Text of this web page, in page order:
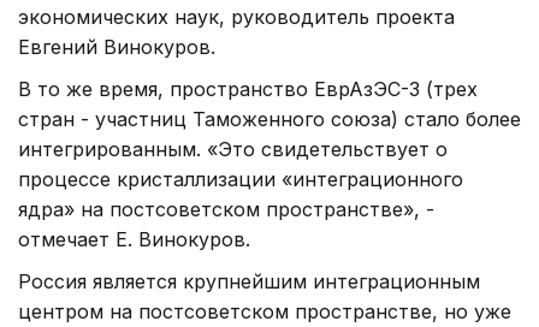
экономических наук, руководитель проекта
Евгений Винокуров.
В то же время, пространство ЕврАзЭС-3 (трех
стран - участниц Таможенного союза) стало более
интегрированным. «Это свидетельствует о
процессе кристаллизации «интеграционного
ядра» на постсоветском пространстве», -
отмечает Е. Винокуров.
Россия является крупнейшим интеграционным
центром на постсоветском пространстве, но уже